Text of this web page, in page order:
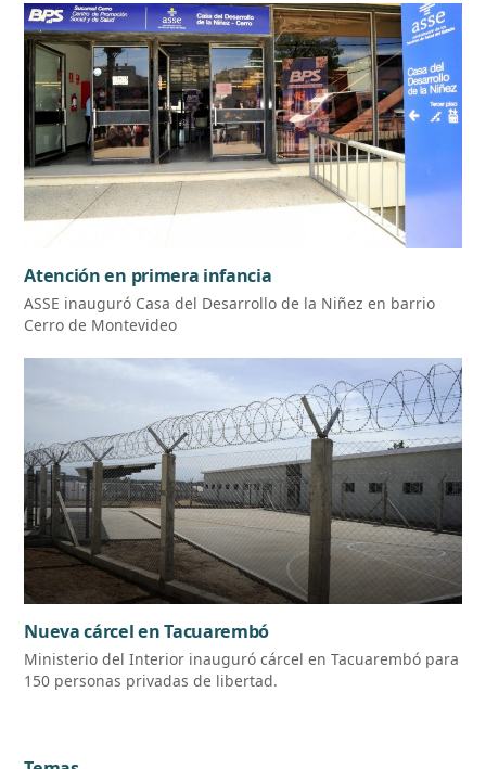
Atención en primera infancia
ASSE inauguró Casa del Desarrollo de la Niñez en barrio
Cerro de Montevideo
Nueva cárcel en Tacuarembó
Ministerio del Interior inauguró cárcel en Tacuarembó para
150 personas privadas de libertad.